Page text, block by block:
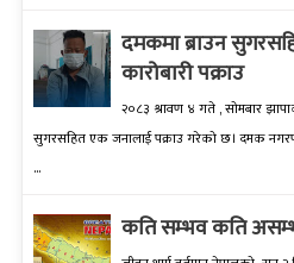
दमकमा ब्राउन
कारोबारी पक्राउ
२०८३ श्रावण ४ गते , सोमबार
सुगरसहित एक जनालाई पक्राउ गरेको छ। दमक
...
कति सम्भव कति